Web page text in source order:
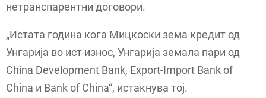
нетранспарентни договори.
„Истата година кога Мицкоски зема кредит од
Унгарија во ист износ, Унгарија земала пари од
China Development Bank, Export-Import Bank of
China и Bank of China“, истакнува тој.